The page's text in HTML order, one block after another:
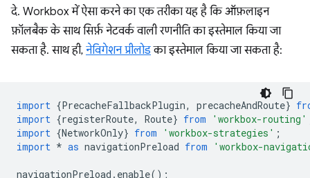
दे. Workbox में ऐसा करने का एक तरीका यह है कि ऑफ़लाइन
फ़ॉलबैक के साथ सिर्फ़ नेटवर्क वाली रणनीति का इस्तेमाल किया जा
सकता है. साथ ही, नेविगेशन प्रीलोडका इस्तेमाल किया जा सकता है:
import {PrecacheFallbackPlugin, precacheAndRoute}
import {registerRoute, Route} from 'workbox-routing'
import {NetworkOnly} from 'workbox-strategies' ;
import * as navigationPreload from 'workbox-
navigationPreload . enable();